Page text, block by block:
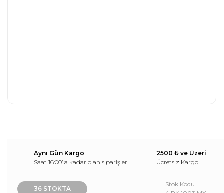
Aynı Gün Kargo
Saat 16:00’ a kadar olan siparişler
2500 ₺ ve Üzeri
Ücretsiz Kargo
36 STOKTA
Stok Kodu